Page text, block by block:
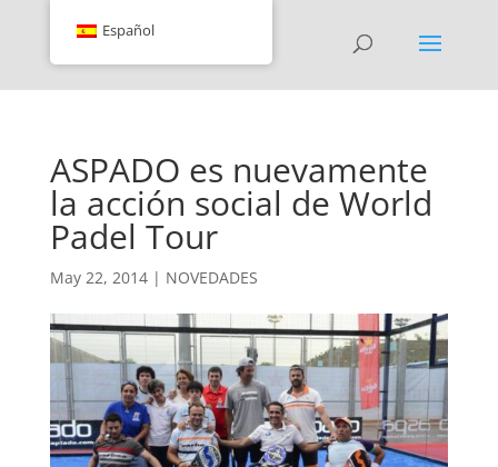
ASPADO es nuevamente
la acción social de World
Padel Tour
May 22, 2014| NOVEDADES
Español